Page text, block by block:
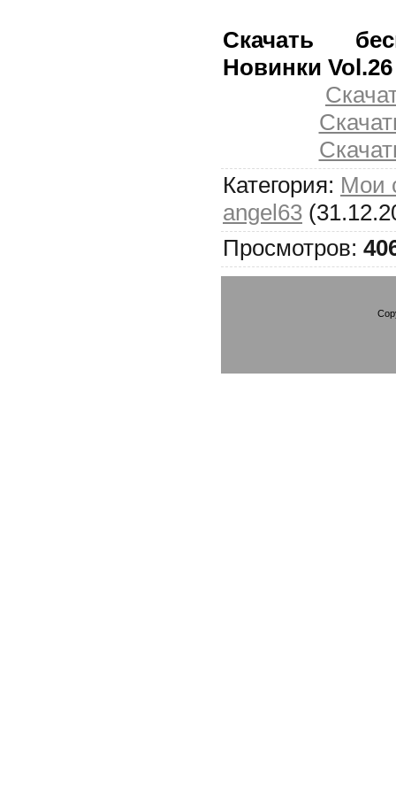
Скачать
Новинки
Категория: Мои
angel63
Просмотров: